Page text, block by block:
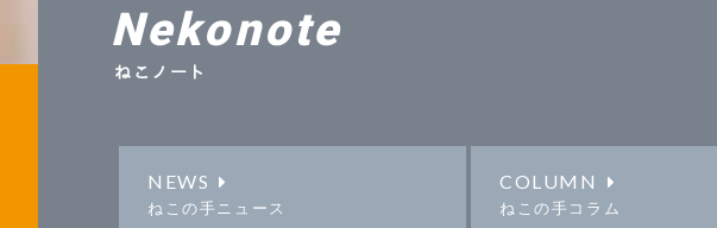
Nekonote
ねこノート
NEWS
ねこの手ニュース
COLUMN
ねこの手コラム